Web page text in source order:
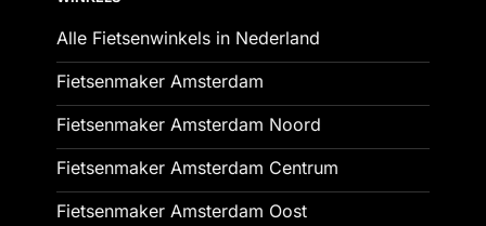
Alle Fietsenwinkels in Nederland
Fietsenmaker Amsterdam
Fietsenmaker Amsterdam Noord
Fietsenmaker Amsterdam Centrum
Fietsenmaker Amsterdam Oost